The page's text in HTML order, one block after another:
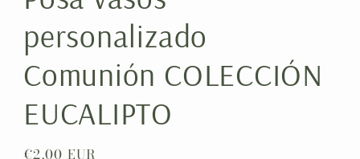
una
modal
personalizado
Comunión COLECCIÓN
EUCALIPTO
Precio
€2,00 EUR